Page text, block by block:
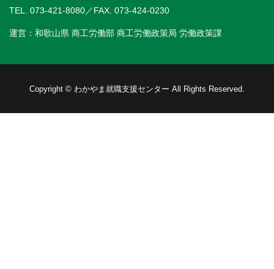
TEL. 073-421-8080／FAX. 073-424-0230
運営：和歌山県 商工労働部 商工労働政策局 労働政策課
Copyright © わかやま就職支援センター All Rights Reserved.